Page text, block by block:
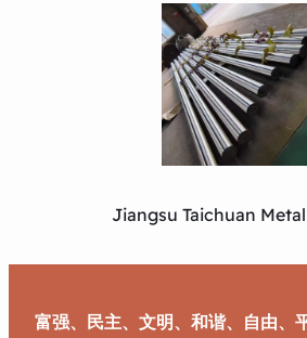
Jiangsu Taichuan
富强、民主、文明、和谐、自由、